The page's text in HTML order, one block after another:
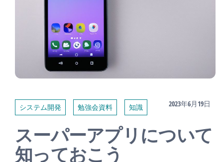
システム開発 勉強会資料 知識 2023年6月19日
スーパーアプリについて
知っておこう